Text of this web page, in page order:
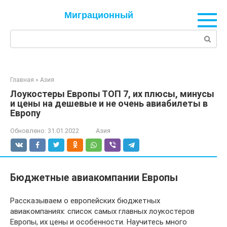
Миграционный
Главная » Азия
Лоукостеры Европы ТОП 7, их плюсы, минусы
и цены на дешевые и не очень авиабилеты в
Европу
Обновлено: 31.01.2022 Азия
Бюджетные авиакомпании Европы
Рассказываем о европейских бюджетных
авиакомпаниях: список самых главных лоукостеров
Европы, их цены и особенности. Научитесь много